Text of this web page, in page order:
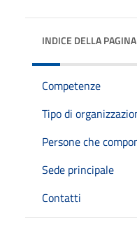
INDICE DELLA PAGINA
Competenze
Tipo di
Persone che
Sede principale
Contatti